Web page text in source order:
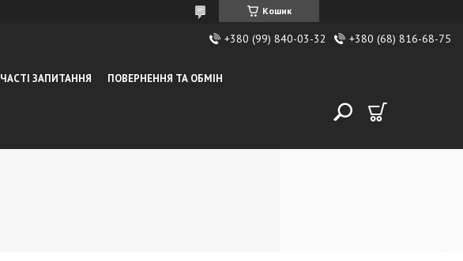
Кошик
+380 (99) 840-03-32 +380 (68) 816-68-75
ЧАСТІ ЗАПИТАННЯ ПОВЕРНЕННЯ ТА ОБМІН